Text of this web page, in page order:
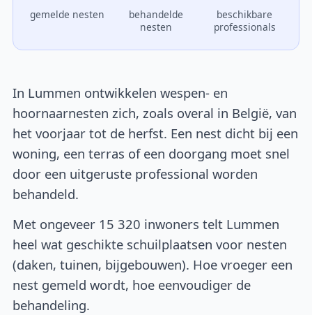
gemelde nesten
behandelde
nesten
beschikbare
professionals
In Lummen ontwikkelen wespen- en
hoornaarnesten zich, zoals overal in België, van
het voorjaar tot de herfst. Een nest dicht bij een
woning, een terras of een doorgang moet snel
door een uitgeruste professional worden
behandeld.
Met ongeveer 15 320 inwoners telt Lummen
heel wat geschikte schuilplaatsen voor nesten
(daken, tuinen, bijgebouwen). Hoe vroeger een
nest gemeld wordt, hoe eenvoudiger de
behandeling.